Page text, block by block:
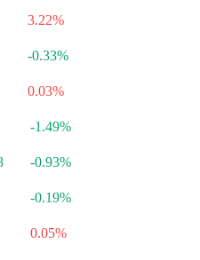
3.22%
-0.33%
0.03%
-1.49%
-0.93%
-0.19%
0.05%